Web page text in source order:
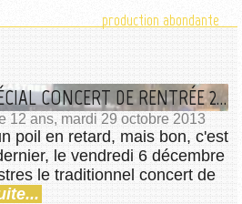
production abondante
CRAZY NIOUZES SPÉCIAL CONCERT DE RENTRÉE 2013 CE JEUDI !
12 ans, mardi 29 octobre 2013
poil en retard, mais bon, c'est
le vendredi 6 décembre
le traditionnel concert de